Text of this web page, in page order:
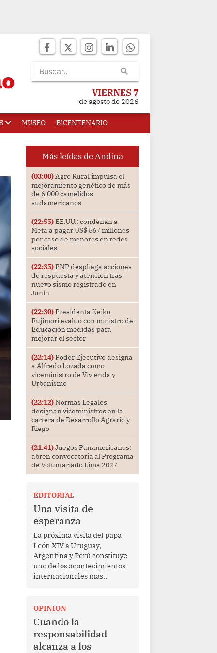
VIERNES 7
de agosto de 2026
MUSEO BICENTENARIO
Más leídas de Andina
(03:00)Agro Rural impulsa el
mejoramiento genético de más
de 6,000 camélidos
sudamericanos
(22:55)EE.UU.: condenan a
Meta a pagar US$ 567 millones
por caso de menores en redes
sociales
(22:35)PNP despliega acciones
de respuesta y atención tras
nuevo sismo registrado en
Junín
(22:30)Presidenta Keiko
Fujimori evaluó con ministro de
Educación medidas para
mejorar el sector
(22:14)Poder Ejecutivo designa
a Alfredo Lozada como
viceministro de Vivienda y
Urbanismo
(22:12)Normas Legales:
designan viceministros en la
cartera de Desarrollo Agrario y
Riego
(21:41)Juegos Panamericanos:
abren convocatoria al Programa
de Voluntariado Lima 2027
EDITORIAL
Una visita de
esperanza
La próxima visita del papa
León XIV a Uruguay,
Argentina y Perú constituye
uno de los acontecimientos
internacionales más
Más allá de su dimensión
religiosa, esta gira
representa una oportunidad
para reafirmar el valor del
diálogo, fortalecer los
OPINION
Cuando la
responsabilidad
alcanza a los